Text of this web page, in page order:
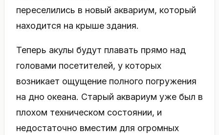
переселились в новый аквариум, который
находится на крыше здания.
Теперь акулы будут плавать прямо над
головами посетителей, у которых
возникает ощущение полного погружения
на дно океана. Старый аквариум уже был в
плохом техническом состоянии, и
недостаточно вместим для огромных